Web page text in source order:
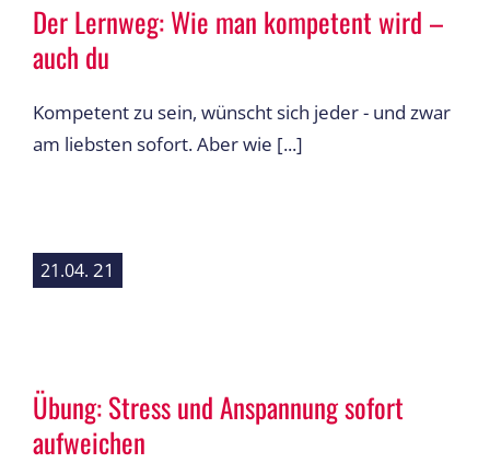
Der Lernweg: Wie man kompetent wird –
auch du
Kompetent zu sein, wünscht sich jeder - und zwar
am liebsten sofort. Aber wie [...]
21.04. 21
Übung: Stress und Anspannung sofort
aufweichen